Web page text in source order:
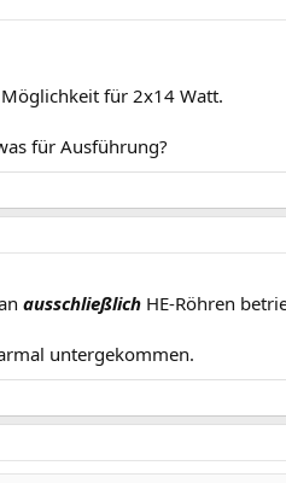
für 2x14 Watt.
für Ausführung?
ausschließlich HE-Röhren
untergekommen.